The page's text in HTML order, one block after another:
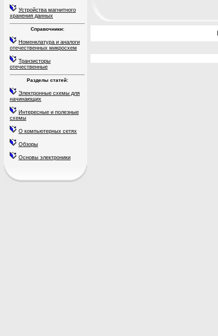
Устройства магнитного
хранения данных
Справочники:
Номенклатура и аналоги
отечественных микросхем
Транзисторы
отечественные
Разделы статей:
Электронные схемы для
начинающих
Интересные и полезные
схемы
О компьютерных сетях
Обзоры
Основы электроники